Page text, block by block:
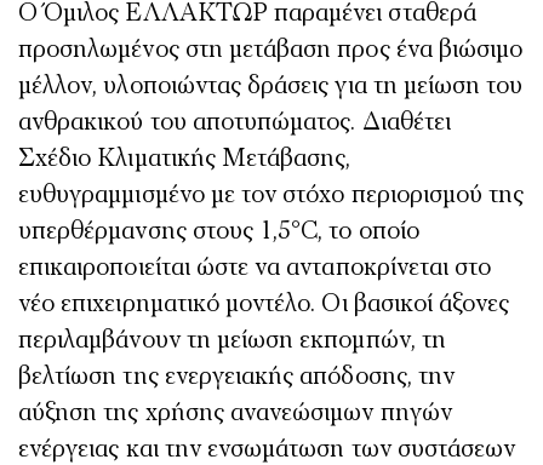
Ο Όμιλος ΕΛΛΑΚΤΩΡ παραμένει σταθερά
προσηλωμένος στη μετάβαση προς ένα βιώσιμο
μέλλον, υλοποιώντας δράσεις για τη μείωση του
ανθρακικού του αποτυπώματος. Διαθέτει
Σχέδιο Κλιματικής Μετάβασης,
ευθυγραμμισμένο με τον στόχο περιορισμού της
υπερθέρμανσης στους 1,5°C, το οποίο
επικαιροποιείται ώστε να ανταποκρίνεται στο
νέο επιχειρηματικό μοντέλο. Οι βασικοί άξονες
περιλαμβάνουν τη μείωση εκπομπών, τη
βελτίωση της ενεργειακής απόδοσης, την
αύξηση της χρήσης ανανεώσιμων πηγών
ενέργειας και την ενσωμάτωση των συστάσεων